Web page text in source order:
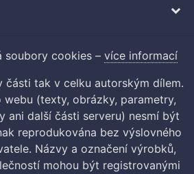
soubory cookies – více informací
části tak v celku autorským dílem.
(texty, obrázky, parametry,
ani další části serveru) nesmí být
reprodukována bez výslovného
Názvy a označení výrobků,
mohou být registrovanými